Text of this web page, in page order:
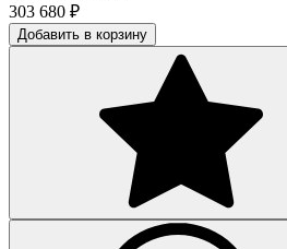
303 680 ₽
Добавить в корзину